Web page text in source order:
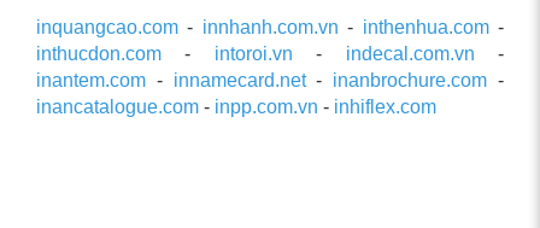
inquangcao.com - innhanh.com.vn - inthenhua.com-
inthucdon.com - intoroi.vn - indecal.com.vn -
inantem.com - innamecard.net- inanbrochure.com -
inancatalogue.com - inpp.com.vn - inhiflex.com